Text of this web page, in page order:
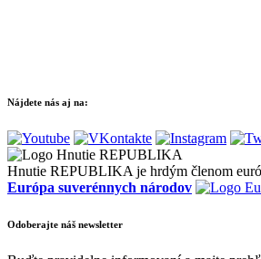
Nájdete nás aj na:
Hnutie REPUBLIKA je hrdým členom
Európa suverénnych národov
Odoberajte náš newsletter